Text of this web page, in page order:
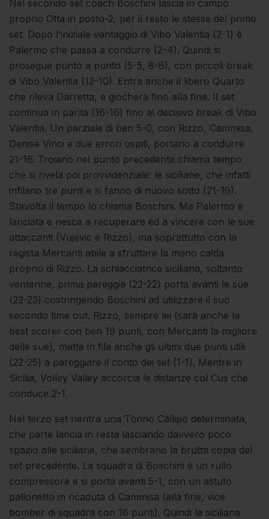
Nel secondo set coach Boschini lascia in campo
proprio Otta in posto-2, per il resto le stesse del primo
set. Dopo l’iniziale vantaggio di Vibo Valentia (2-1) è
Palermo che passa a condurre (2-4). Quindi si
prosegue punto a punto (5-5, 8-8), con piccoli break
di Vibo Valentia (12-10). Entra anche il libero Quarto
che rileva Darretta, e giocherà fino alla fine. Il set
continua in parità (16-16) fino al decisivo break di Vibo
Valentia. Un parziale di ben 5-0, con Rizzo, Cammisa,
Denise Vinci e due errori ospiti, portano a condurre
21-16. Troiano nel punto precedente chiama tempo
che si rivela poi provvidenziale: le siciliane, che infatti
infilano tre punti e si fanno di nuovo sotto (21-19).
Stavolta il tempo lo chiama Boschini. Ma Palermo è
lanciata e riesce a recuperare ed a vincere con le sue
attaccanti (Vujevic e Rizzo), ma soprattutto con la
regista Mercanti abile a sfruttare la mano calda
proprio di Rizzo. La schiacciatrice siciliana, soltanto
ventenne, prima pareggia (22-22) porta avanti le sue
(22-23) costringendo Boschini ad utilizzare il suo
secondo time out. Rizzo, sempre lei (sarà anche la
best scorer con ben 19 punti, con Mercanti la migliore
delle sue), mette in fila anche gli ultimi due punti utili
(22-25) a pareggiare il conto dei set (1-1). Mentre in
Sicilia, Volley Valley accorcia le distanze col Cus che
conduce 2-1.
Nel terzo set rientra una Tonno Callipo determinata,
che parte lancia in resta lasciando davvero poco
spazio alle siciliane, che sembrano la brutta copia del
set precedente. La squadra di Boschini è un rullo
compressore e si porta avanti 5-1, con un astuto
pallonetto in ricaduta di Cammisa (alla fine, vice
bomber di squadra con 16 punti). Quindi la siciliana